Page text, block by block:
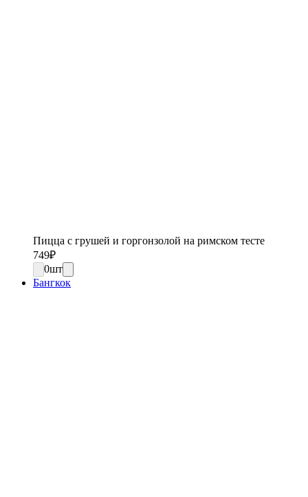
Пицца с грушей и горгонзолой на римском тесте
749₽
0шт
Бангкок